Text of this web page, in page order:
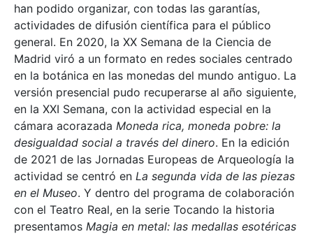
han podido organizar, con todas las garantías,
actividades de difusión científica para el público
general. En 2020, la XX Semana de la Ciencia de
Madrid viró a un formato en redes sociales centrado
en la botánica en las monedas del mundo antiguo. La
versión presencial pudo recuperarse al año siguiente,
en la XXI Semana, con la actividad especial en la
cámara acorazada Moneda rica, moneda pobre: la
desigualdad social a través del dinero. En la edición
de 2021 de las Jornadas Europeas de Arqueología la
actividad se centró en La segunda vida de las piezas
en el Museo. Y dentro del programa de colaboración
con el Teatro Real, en la serie Tocando la historia
presentamos Magia en metal: las medallas esotéricas